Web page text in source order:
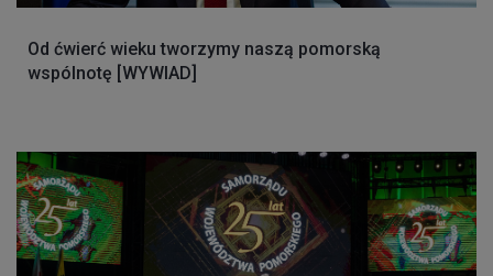
Od ćwierć wieku tworzymy naszą pomorską
wspólnotę [WYWIAD]